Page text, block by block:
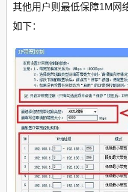
其他用户则最低保障1M网
如下：